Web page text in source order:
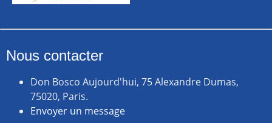
Nous contacter
Don Bosco Aujourd'hui, 75 Alexandre Dumas,
75020, Paris.
Envoyer un message